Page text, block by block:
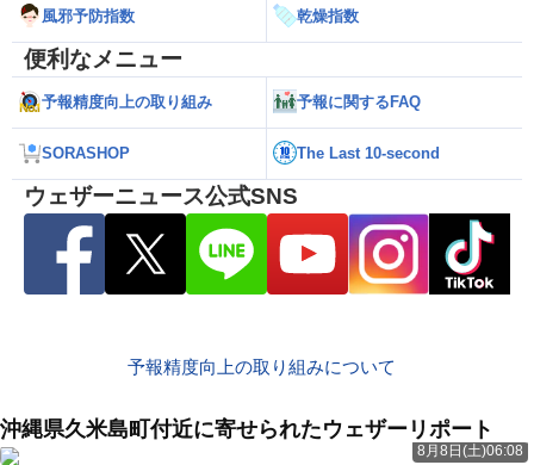
風邪予防指数 乾燥指数
便利なメニュー
予報精度向上の取り組み 予報に関するFAQ
SORASHOP The Last 10-second
ウェザーニュース公式SNS
予報精度向上の取り組みについて
沖縄県久米島町付近に寄せられたウェザーリポート
8月8日(土)06:08